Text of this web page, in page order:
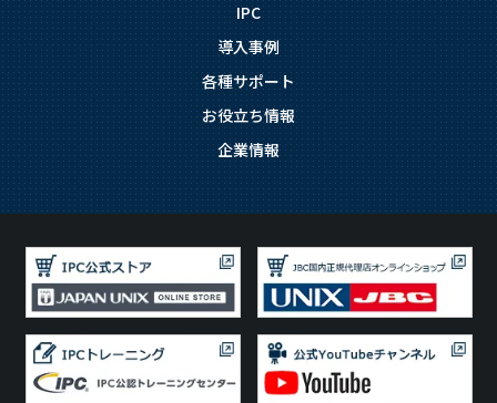
IPC
導入事例
各種サポート
お役立ち情報
企業情報